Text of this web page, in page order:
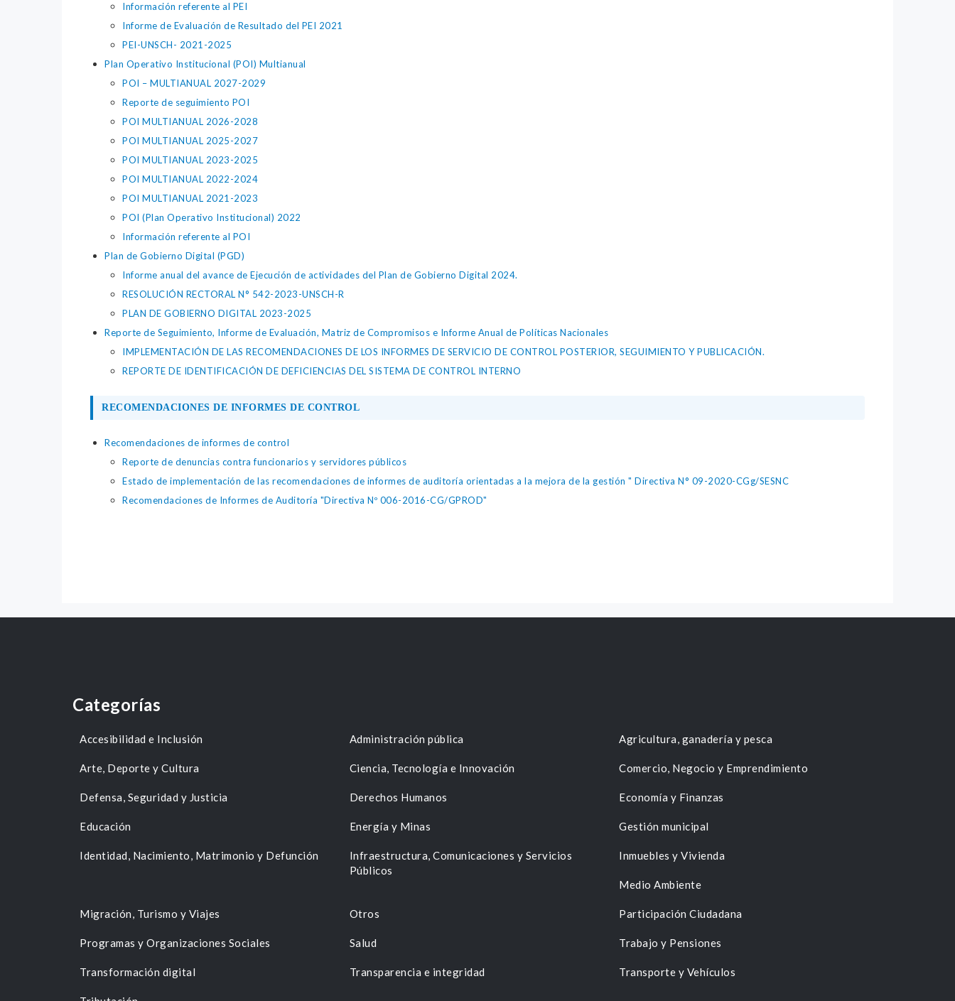
Información referente al PEI
Informe de Evaluación de Resultado del PEI 2021
PEI-UNSCH- 2021-2025
Plan Operativo Institucional (POI) Multianual
POI – MULTIANUAL 2027-2029
Reporte de seguimiento POI
POI MULTIANUAL 2026-2028
POI MULTIANUAL 2025-2027
POI MULTIANUAL 2023-2025
POI MULTIANUAL 2022-2024
POI MULTIANUAL 2021-2023
POI (Plan Operativo Institucional) 2022
Información referente al POI
Plan de Gobierno Digital (PGD)
Informe anual del avance de Ejecución de actividades del Plan de Gobierno Digital 2024.
RESOLUCIÓN RECTORAL N° 542-2023-UNSCH-R
PLAN DE GOBIERNO DIGITAL 2023-2025
Reporte de Seguimiento, Informe de Evaluación, Matriz de Compromisos e Informe Anual de Políticas Nacionales
IMPLEMENTACIÓN DE LAS RECOMENDACIONES DE LOS INFORMES DE SERVICIO DE CONTROL POSTERIOR, SEGUIMIENTO Y PUBLICACIÓN.
REPORTE DE IDENTIFICACIÓN DE DEFICIENCIAS DEL SISTEMA DE CONTROL INTERNO
RECOMENDACIONES DE INFORMES DE CONTROL
Recomendaciones de informes de control
Reporte de denuncias contra funcionarios y servidores públicos
Estado de implementación de las recomendaciones de informes de auditoría orientadas a la mejora de la gestión " Directiva N° 09-2020-CGg/SESNC
Recomendaciones de Informes de Auditoría "Directiva Nº 006-2016-CG/GPROD"
Categorías
Accesibilidad e Inclusión Administración pública Agricultura, ganadería y pesca
Arte, Deporte y Cultura Ciencia, Tecnología e Innovación Comercio, Negocio y Emprendimiento
Defensa, Seguridad y Justicia Derechos Humanos Economía y Finanzas
Educación Energía y Minas Gestión municipal
Identidad, Nacimiento, Matrimonio y Defunción
Infraestructura, Comunicaciones y Servicios
Públicos
Inmuebles y Vivienda
Medio Ambiente
Migración, Turismo y Viajes Otros Participación Ciudadana
Programas y Organizaciones Sociales Salud Trabajo y Pensiones
Transformación digital Transparencia e integridad Transporte y Vehículos